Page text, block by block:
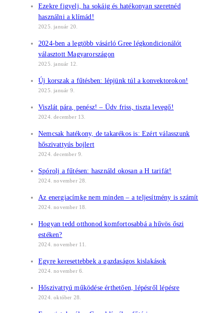
Ezekre figyelj, ha sokáig és hatékonyan szeretnéd
használni a klímád!
2025. január 20.
2024-ben a legtöbb vásárló Gree légkondicionálót
választott Magyarországon
2025. január 12.
Új korszak a fűtésben: lépjünk túl a konvektorokon!
2025. január 9.
Viszlát pára, penész! – Üdv friss, tiszta levegő!
2024. december 13.
Nemcsak hatékony, de takarékos is: Ezért válasszunk
hőszivattyús bojlert
2024. december 9.
Spórolj a fűtésen: használd okosan a H tarifát!
2024. november 28.
Az energiacímke nem minden – a teljesítmény is számít
2024. november 18.
Hogyan tedd otthonod komfortosabbá a hűvös őszi
estéken?
2024. november 11.
Egyre keresettebbek a gazdaságos kislakások
2024. november 6.
Hőszivattyú működése érthetően, lépésről lépésre
2024. október 28.